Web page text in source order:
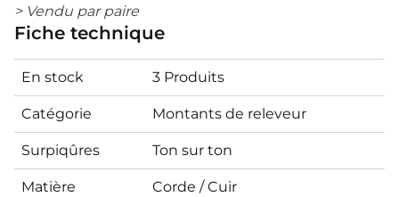
> Vendu par paire
Fiche technique
En stock 3 Produits
Catégorie Montants de releveur
Surpiqûres Ton sur ton
Matière Corde / Cuir